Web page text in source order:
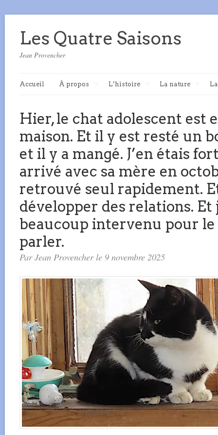
Les Quatre Saisons
Jean Provencher
Accueil À propos L’histoire La nature
Hier, le chat adolescent est
maison. Et il y est resté un
et il y a mangé. J’en étais
arrivé avec sa mère en
retrouvé seul rapidement.
développer des relations. Et
beaucoup intervenu pour
parler.
Par Jean Provencher le 9 novembre 2025